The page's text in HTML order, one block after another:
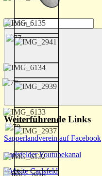
Suchen
nach:
Suchen
Weiterführende Links
Sapperlandverein auf Facebook
Carlsfelder Youtubekanal
Website Carlsfeld